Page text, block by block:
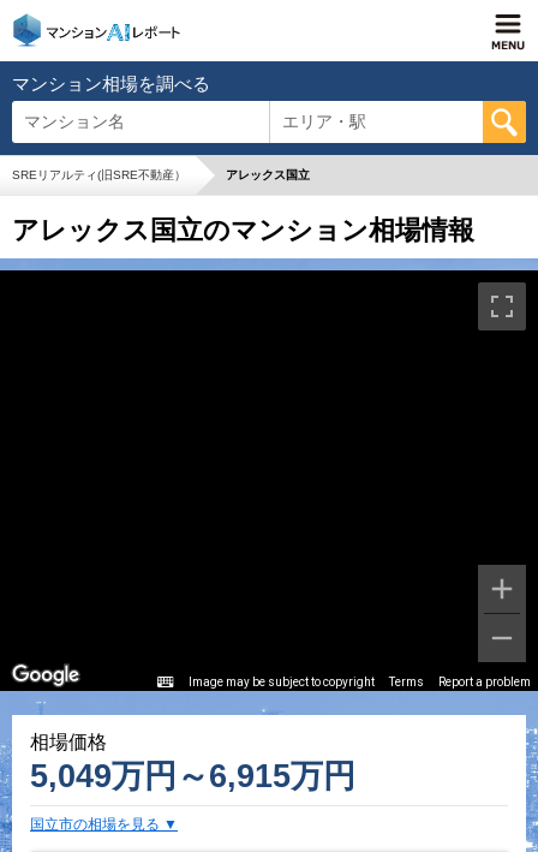
マンション相場を調べる
マンション名 エリア・駅
SREリアルティ(旧SRE不動産） アレックス国立
アレックス国立のマンション相場情報
相場価格
5,049万円～6,915万円
国立市の相場を見る
Image may be subject to copyright Terms Report a problem